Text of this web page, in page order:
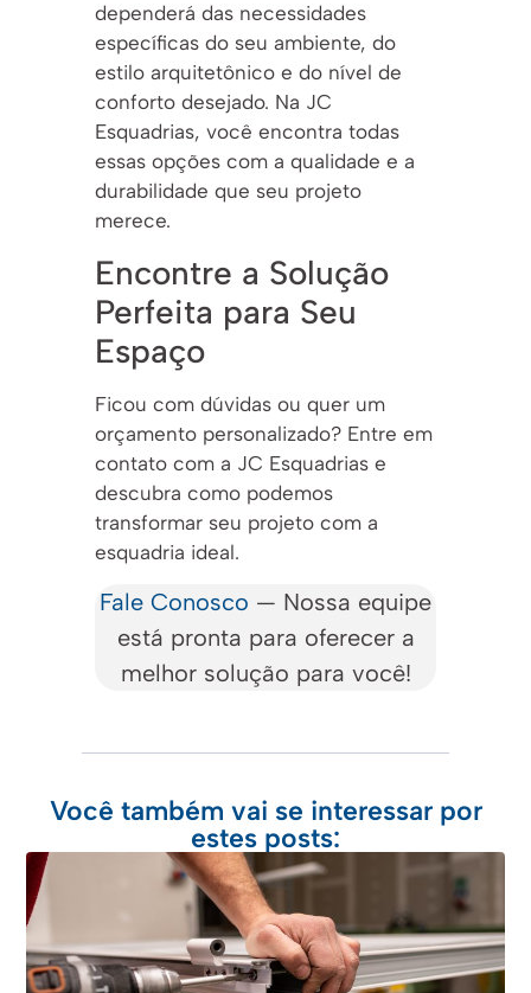
dependerá das necessidades
específicas do seu ambiente, do
estilo arquitetônico e do nível de
conforto desejado. Na JC
Esquadrias, você encontra todas
essas opções com a qualidade e a
durabilidade que seu projeto
merece.
Encontre a Solução
Perfeita para Seu
Espaço
Ficou com dúvidas ou quer um
orçamento personalizado? Entre em
contato com a JC Esquadrias e
descubra como podemos
transformar seu projeto com a
esquadria ideal.
Fale Conosco — Nossa equipe
está pronta para oferecer a
melhor solução para você!
Você também vai se interessar por
estes posts: